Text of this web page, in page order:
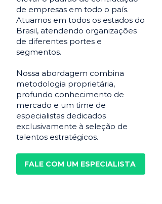
de empresas em todo o país.
Atuamos em todos os estados do
Brasil, atendendo organizações
de diferentes portes e
segmentos.
Nossa abordagem combina
metodologia proprietária,
profundo conhecimento de
mercado e um time de
especialistas dedicados
exclusivamente à seleção de
talentos estratégicos.
FALE COM UM ESPECIALISTA